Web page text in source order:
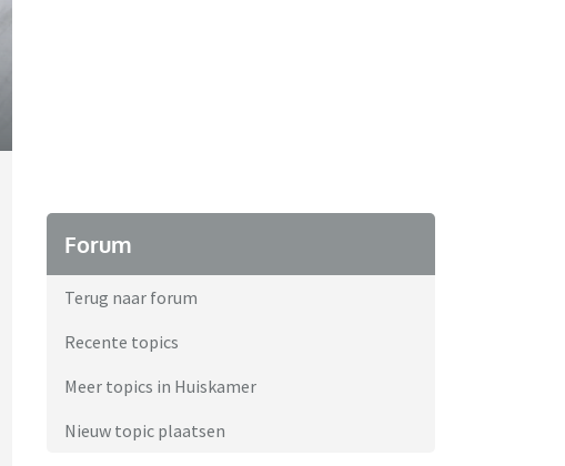
Forum
Terug naar forum
Recente topics
Meer topics in Huiskamer
Nieuw topic plaatsen